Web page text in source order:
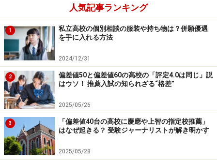
人気記事ランキング
1
私立高校の個別相談の服装や持ち物は？併願優遇
を手に入れる方法
2024/12/31
2
偏差値50と偏差値60の高校の「評定4.0は同じ」説
はウソ！ 推薦入試の知られざる“格差”
2025/05/26
3
「偏差値40台の高校に慶應や上智の指定校推薦」
はなぜ起きる？ 受験ジャーナリストが解き明かす
2025/05/28